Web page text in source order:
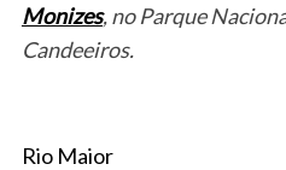
Monizes, no Parque
Candeeiros.
Rio Maior